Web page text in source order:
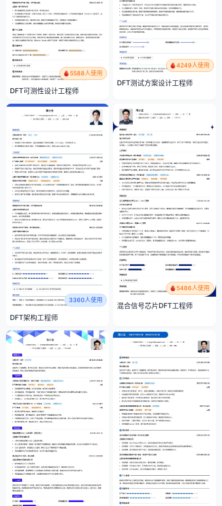
5588人使用
DFT可测性设计工程师
4249人使用
DFT测试方案设计工程师
3360人使用
DFT架构工程师
5486人使用
混合信号芯片DFT工程师